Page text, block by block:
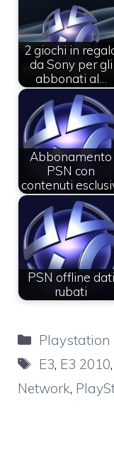
2 giochi in
da Sony per gli
abbonati al…
Abbonamento
PSN con
contenuti
PSN offline dati
rubati
Categorie
Playstation
Tag
E3, E3 2010,
Network,